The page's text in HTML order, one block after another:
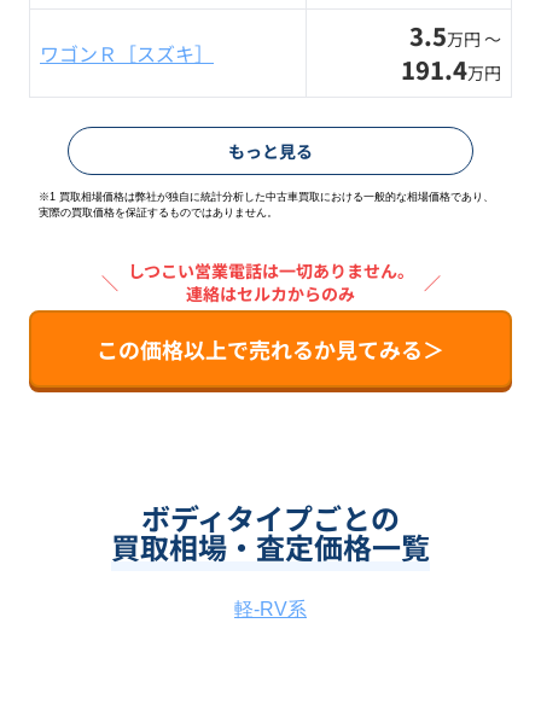
ワゴンＲ［スズキ］ 3.5万円 〜
191.4万円
もっと見る
※1 買取相場価格は弊社が独自に統計分析した中古車買取における一般的な相場価格であり、
実際の買取価格を保証するものではありません。
＼ しつこい営業電話は一切ありません。
連絡はセルカからのみ
／
この価格以上で売れるか見てみる＞
ボディタイプごとの
買取相場・査定価格一覧
軽-RV系